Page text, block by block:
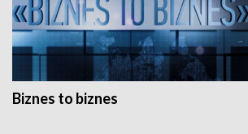
Biznes to biznes